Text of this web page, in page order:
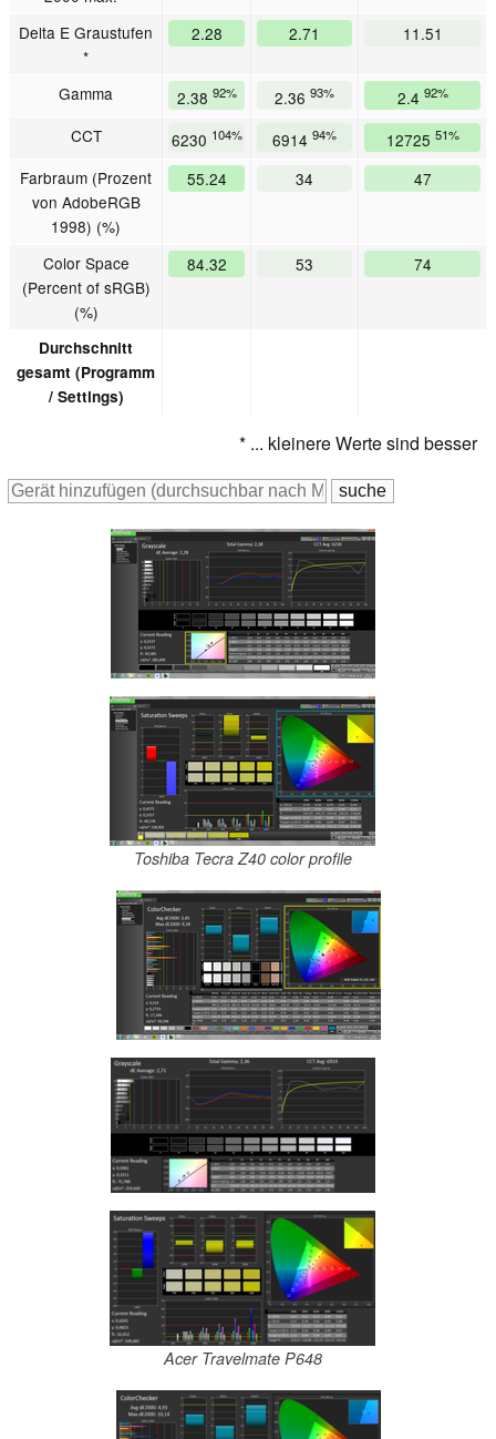
Delta E Graustufen
*
2.28 2.71 11.51
Gamma 2.38 92% 2.36 93% 2.4 92%
CCT 6230 104% 6914 94% 12725 51%
Farbraum (Prozent
von AdobeRGB
1998) (%)
55.24 34 47
Color Space
(Percent of sRGB)
(%)
84.32 53 74
Durchschnitt
gesamt (Programm
/ Settings)
* ... kleinere Werte sind besser
Toshiba Tecra Z40 color profile
Acer Travelmate P648